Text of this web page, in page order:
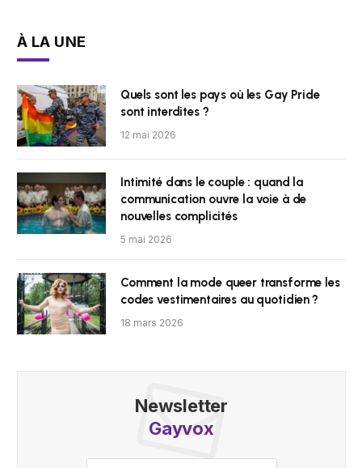
À LA UNE
Quels sont les pays où les Gay Pride
sont interdites ?
12 mai 2026
Intimité dans le couple : quand la
communication ouvre la voie à de
nouvelles complicités
5 mai 2026
Comment la mode queer transforme les
codes vestimentaires au quotidien ?
18 mars 2026
Newsletter
Gayvox